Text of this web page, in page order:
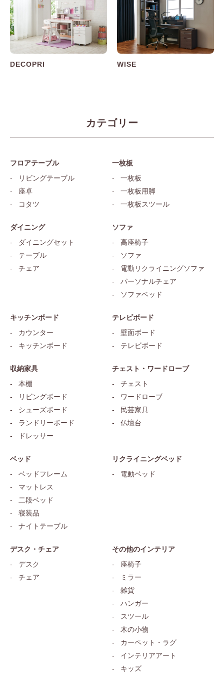
DECOPRI WISE
カテゴリー
フロアテーブル
リビングテーブル
座卓
コタツ
一枚板
一枚板
一枚板用脚
一枚板スツール
ダイニング
ダイニングセット
テーブル
チェア
ソファ
高座椅子
ソファ
電動リクライニングソファ
パーソナルチェア
ソファベッド
キッチンボード
カウンター
キッチンボード
テレビボード
壁面ボード
テレビボード
収納家具
本棚
リビングボード
シューズボード
ランドリーボード
ドレッサー
チェスト・ワードローブ
チェスト
ワードローブ
民芸家具
仏壇台
ベッド
ベッドフレーム
マットレス
二段ベッド
寝装品
ナイトテーブル
リクライニングベッド
電動ベッド
デスク・チェア
デスク
チェア
その他のインテリア
座椅子
ミラー
雑貨
ハンガー
スツール
木の小物
カーペット・ラグ
インテリアアート
キッズ